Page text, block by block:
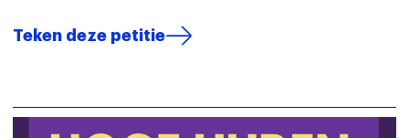
Teken deze petitie